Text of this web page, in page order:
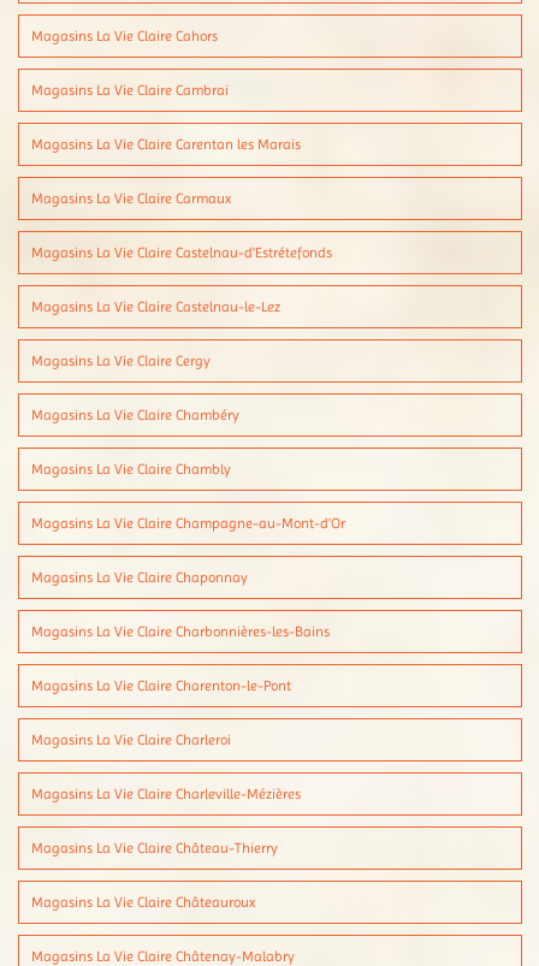
Magasins La Vie Claire Cahors
Magasins La Vie Claire Cambrai
Magasins La Vie Claire Carentan les Marais
Magasins La Vie Claire Carmaux
Magasins La Vie Claire Castelnau-d'Estrétefonds
Magasins La Vie Claire Castelnau-le-Lez
Magasins La Vie Claire Cergy
Magasins La Vie Claire Chambéry
Magasins La Vie Claire Chambly
Magasins La Vie Claire Champagne-au-Mont-d'Or
Magasins La Vie Claire Chaponnay
Magasins La Vie Claire Charbonnières-les-Bains
Magasins La Vie Claire Charenton-le-Pont
Magasins La Vie Claire Charleroi
Magasins La Vie Claire Charleville-Mézières
Magasins La Vie Claire Château-Thierry
Magasins La Vie Claire Châteauroux
Magasins La Vie Claire Châtenay-Malabry